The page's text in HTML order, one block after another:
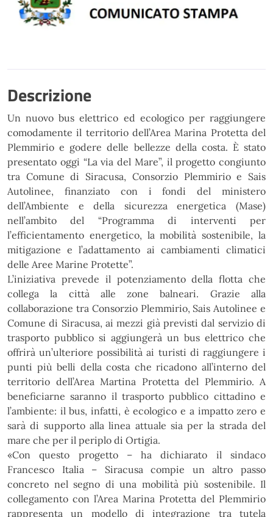
Descrizione
Un nuovo bus elettrico ed ecologico per raggiungere
comodamente il territorio dell’Area Marina Protetta del
Plemmirio e godere delle bellezze della costa. È stato
presentato oggi “La via del Mare”, il progetto congiunto
tra Comune di Siracusa, Consorzio Plemmirio e Sais
Autolinee, finanziato con i fondi del ministero
dell’Ambiente e della sicurezza energetica (Mase)
nell’ambito del “Programma di interventi per
l’efficientamento energetico, la mobilità sostenibile, la
mitigazione e l’adattamento ai cambiamenti climatici
delle Aree Marine Protette”.
L’iniziativa prevede il potenziamento della flotta che
collega la città alle zone balneari. Grazie alla
collaborazione tra Consorzio Plemmirio, Sais Autolinee e
Comune di Siracusa, ai mezzi già previsti dal servizio di
trasporto pubblico si aggiungerà un bus elettrico che
offrirà un’ulteriore possibilità ai turisti di raggiungere i
punti più belli della costa che ricadono all’interno del
territorio dell’Area Martina Protetta del Plemmirio. A
beneficiarne saranno il trasporto pubblico cittadino e
l’ambiente: il bus, infatti, è ecologico e a impatto zero e
sarà di supporto alla linea attuale sia per la strada del
mare che per il periplo di Ortigia.
«Con questo progetto – ha dichiarato il
sindaco
Francesco Italia
– Siracusa compie un altro passo
concreto nel segno di una mobilità più sostenibile. Il
collegamento con l’Area Marina Protetta del Plemmirio
rappresenta
un modello di integrazione tra tutela